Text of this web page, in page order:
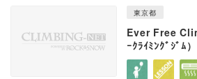
東京都
Ever Free
ｰｸﾗｲﾐﾝｸﾞｼﾞﾑ